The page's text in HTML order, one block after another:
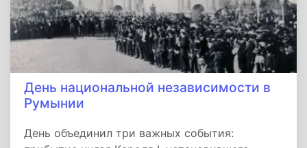
День национальной независимости в
Румынии
День объединил три важных события: